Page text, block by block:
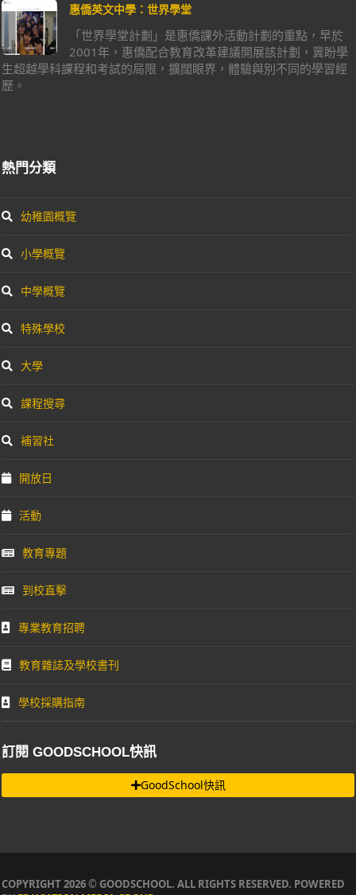
惠僑英文中學：世界學堂
「世界學堂計劃」是惠僑課外活動計劃的重點，早於
2001年，惠僑配合教育改革建議開展該計劃，冀盼學
生超越學科課程和考試的局限，擴闊眼界，體驗與別不同的學習經
歷。
熱門分類
幼稚園概覽
小學概覽
中學概覽
特殊學校
大學
課程搜尋
補習社
開放日
活動
教育專題
到校直擊
專業教育招聘
教育雜誌及學校書刊
學校採購指南
訂閱 GOODSCHOOL快訊
GoodSchool快訊
COPYRIGHT 2026 © GOODSCHOOL. ALL RIGHTS RESERVED. POWERED